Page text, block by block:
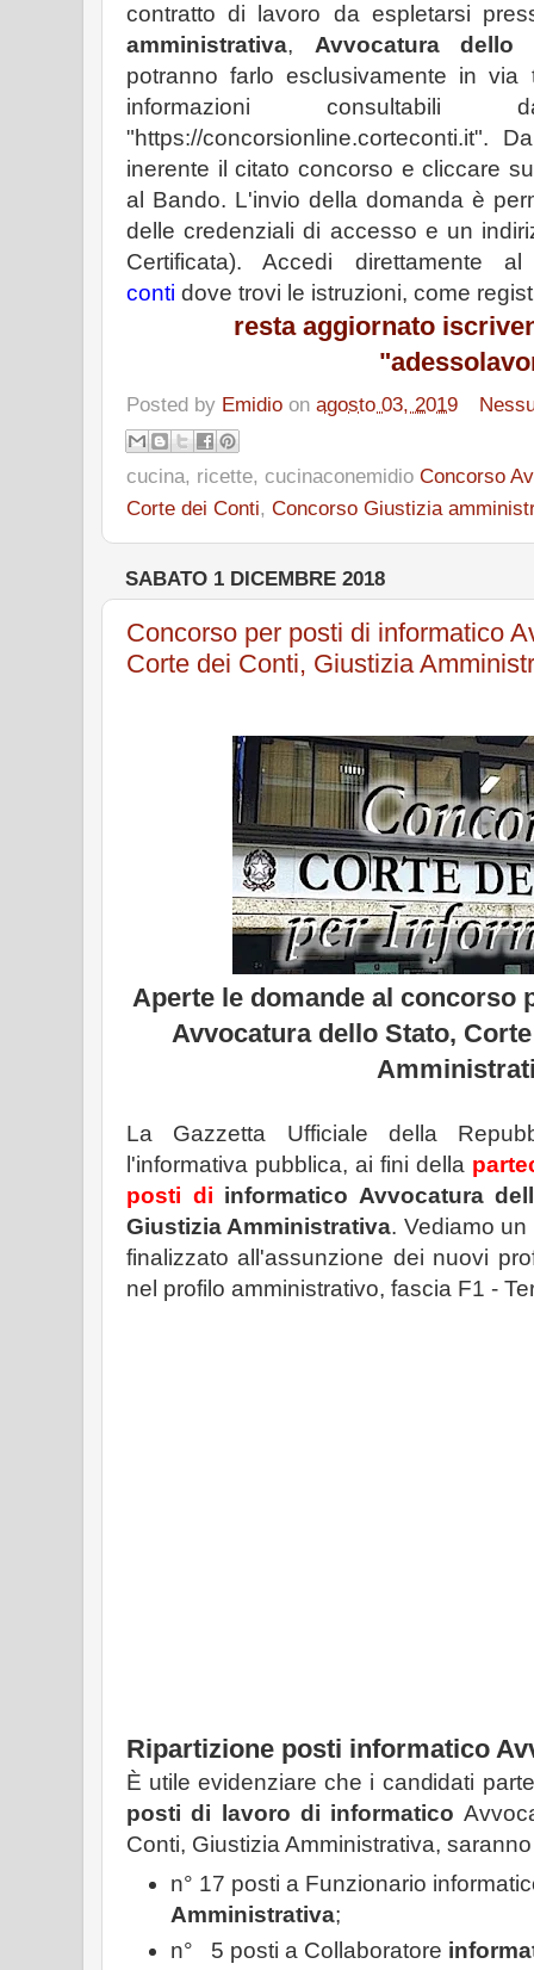
contratto di lavoro da espletarsi
amministrativa, Avvocatura dello
potranno farlo esclusivamente in via
informazioni
"https://concorsionline.corteconti.it".
inerente il citato concorso e cliccare
al Bando. L'invio della domanda è
delle credenziali di accesso e un
Certificata). Accedi direttamente
conti dove trovi le istruzioni, come
resta aggiornato
Posted by Emidio on agosto 03, 2019
cucina, ricette, cucinaconemidio Concorso
Corte dei Conti, Concorso Giustizia
SABATO 1 DICEMBRE 2018
Concorso per posti di informatico
Corte dei Conti, Giustizia
Aperte le domande al concorso
Avvocatura dello Stato,
La Gazzetta Ufficiale della
l'informativa pubblica, ai fini della
posti di informatico Avvocatura
Giustizia Amministrativa. Vediamo
finalizzato all'assunzione dei nuovi
nel profilo amministrativo, fascia F1 -
Ripartizione posti informatico
È utile evidenziare che i candidati
posti di lavoro di informatico
Conti, Giustizia Amministrativa,
n° 17 posti a Funzionario
Amministrativa;
n° 5 posti a Collaboratore